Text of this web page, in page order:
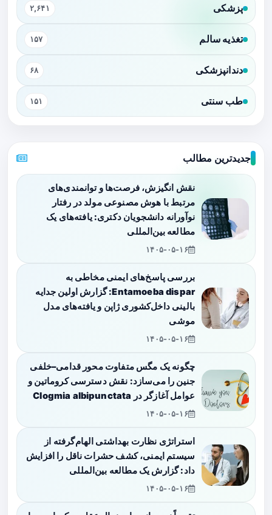
پزشکی ۲,۶۴۱
تغذیه سالم ۱۵۷
دندانپزشکی ۶۸
طب سنتی ۱۵۱
جدیدترین مطالب
نقش انگیزش، فرصت‌ها و توانمندی‌های
مرتبط با هوش مصنوعی مولد در رفتار
نوآورانه دانشجویان دکتری: یافته‌های یک
مطالعه بین‌المللی
۱۴۰۵-۰۵-۱۶
بررسی پاسخ‌های ایمنی مخاطی به
Entamoeba dispar: گزارش اولین جدایه
بالینی داخل‌کشوری ژاپن و یافته‌های مدل
موشی
۱۴۰۵-۰۵-۱۶
چگونه یک مگس متفاوت محور قدامی–خلفی
جنین را می‌سازد: نقش دسترسی کروماتین و
عوامل آغازگر در Clogmia albipunctata
۱۴۰۵-۰۵-۱۶
استراتژی نظارت بهداشتی الهام‌گرفته از
سیستم ایمنی، کشف حشرات ناقل را افزایش
داد: گزارش یک مطالعه بین‌المللی
۱۴۰۵-۰۵-۱۶